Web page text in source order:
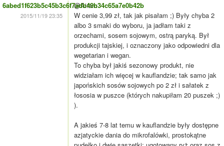
6abed1f623b5c45b3c6f7adb49b34c65a7e0b42b
2015/11/19 23:35
@Airam
W cenie 3,99 zł, tak jak pisałam ;) Były chyba 2
albo 3 smaki do wyboru, ja jadłam taki z
orzechami, sosem sojowym, ostrą paryką. Był
produkcji tajskiej, i oznaczony jako odpowiedni dla
wegetarian i wegan.
To chyba był jakiś sezonowy produkt, nie
widziałam ich więcej w kauflandzie; tak samo jak
japońskich sosów sojowych po 2 zł i sałatek z
łososia w puszce (których nakupiłam 20 puszek ;)
).
A jakieś 7-8 lat temu w kauflandzie były dostępne
azjatyckie dania do mikrofalówki, prostokątne